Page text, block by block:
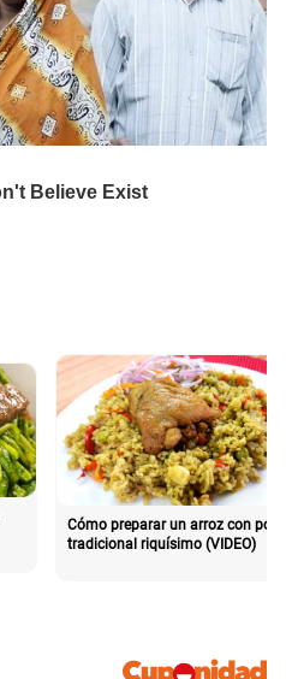
Cómo preparar un arroz con pollo
tradicional riquísimo (VIDEO)